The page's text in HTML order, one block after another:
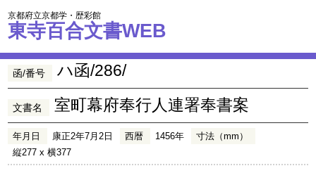
京都府立京都学・歴彩館
東寺百合文書WEB
函/番号 ハ函/286/
文書名 室町幕府奉行人連署奉書案
年月日 康正2年7月2日 西暦 1456年
寸法（mm）
縦277 x 横377